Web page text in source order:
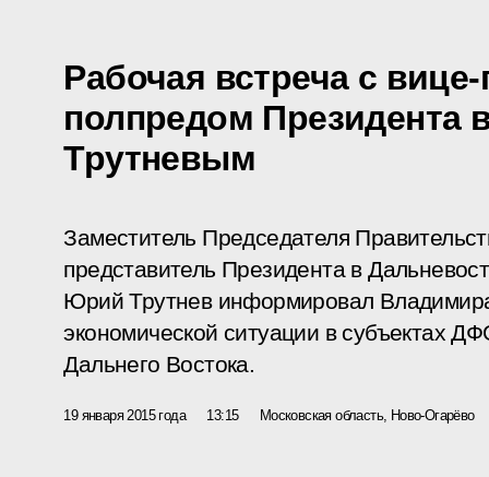
Рабочая встреча с
полпредом
Трутневым
Заместитель Председателя
представитель Президента в
Юрий Трутнев информировал
экономической ситуации в субъектах
Дальнего Востока.
19 января 2015 года 13:15 Московская область, Ново-Огарёво